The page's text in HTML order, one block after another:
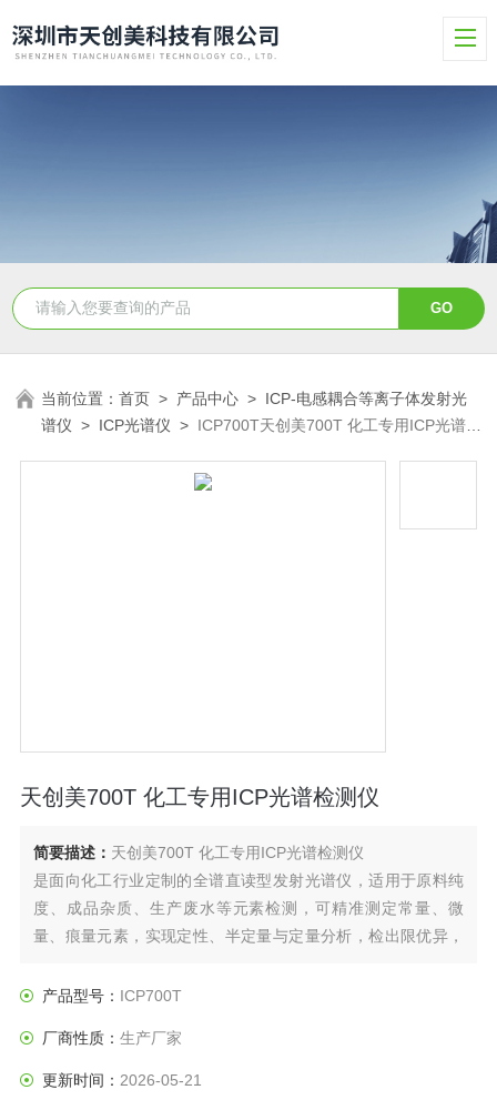
当前位置：首页 > 产品中心 > ICP-电感耦合等离子体发射光
谱仪 > ICP光谱仪 > ICP700T天创美700T 化工专用ICP光谱检
天创美700T 化工专用ICP光谱检测仪
简要描述： 天创美700T 化工专用ICP光谱检测仪
是面向化工行业定制的全谱直读型发射光谱仪，适用于原料纯
度、成品杂质、生产废水等元素检测，可精准测定常量、微
量、痕量元素，实现定性、半定量与定量分析，检出限优异，
进样系统，抗腐蚀干扰强，数据稳定。自动化操作，
产品型号： ICP700T
厂商性质： 生产厂家
更新时间： 2026-05-21